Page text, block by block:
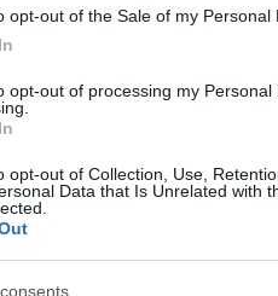
opt-out of the Sale of my Personal
opt-out of processing my Personal
opt-out of Collection, Use,
Data that Is Unrelated with